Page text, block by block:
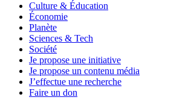
Culture & Éducation
Économie
Planète
Sciences & Tech
Société
Je propose une initiative
Je propose un contenu média
J’effectue une recherche
Faire un don